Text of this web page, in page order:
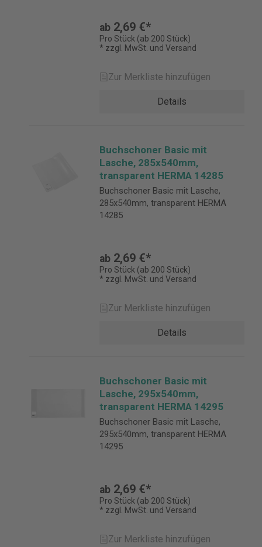
ab 2,69 €*
Pro Stück (ab 200 Stück)
* zzgl. MwSt. und Versand
Zur Merkliste hinzufügen
Details
Buchschoner Basic mit
Lasche, 285x540mm,
transparent HERMA 14285
Buchschoner Basic mit Lasche,
285x540mm, transparent HERMA
14285
ab 2,69 €*
Pro Stück (ab 200 Stück)
* zzgl. MwSt. und Versand
Zur Merkliste hinzufügen
Details
Buchschoner Basic mit
Lasche, 295x540mm,
transparent HERMA 14295
Buchschoner Basic mit Lasche,
295x540mm, transparent HERMA
14295
ab 2,69 €*
Pro Stück (ab 200 Stück)
* zzgl. MwSt. und Versand
Zur Merkliste hinzufügen